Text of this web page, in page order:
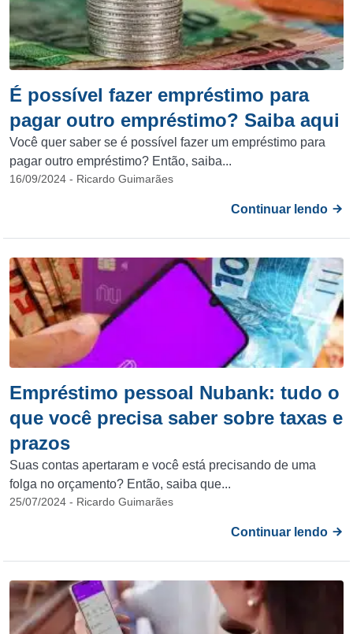
É possível fazer empréstimo para
pagar outro empréstimo? Saiba aqui
Você quer saber se é possível fazer um empréstimo para
pagar outro empréstimo? Então, saiba...
16/09/2024 - Ricardo Guimarães
Continuar lendo
Empréstimo pessoal Nubank: tudo o
que você precisa saber sobre taxas e
prazos
Suas contas apertaram e você está precisando de uma
folga no orçamento? Então, saiba que...
25/07/2024 - Ricardo Guimarães
Continuar lendo